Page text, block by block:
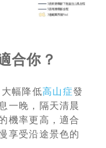
合你？
幅降低高山症發
一晚，隔天清晨
機率更高，適合
享受沿途景色的